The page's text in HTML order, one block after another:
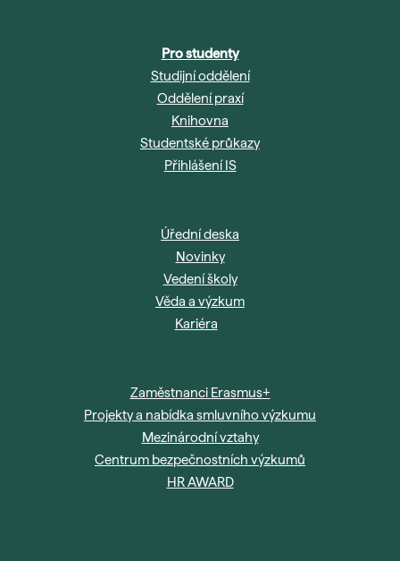
Pro studenty
Studijní oddělení
Oddělení praxí
Knihovna
Studentské průkazy
Přihlášení IS
Úřední deska
Novinky
Vedení školy
Věda a výzkum
Kariéra
Zaměstnanci Erasmus+
Projekty a nabídka smluvního výzkumu
Mezinárodní vztahy
Centrum bezpečnostních výzkumů
HR AWARD